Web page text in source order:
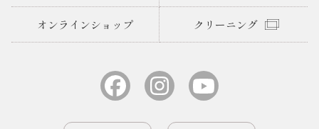
オンラインショップ クリーニング